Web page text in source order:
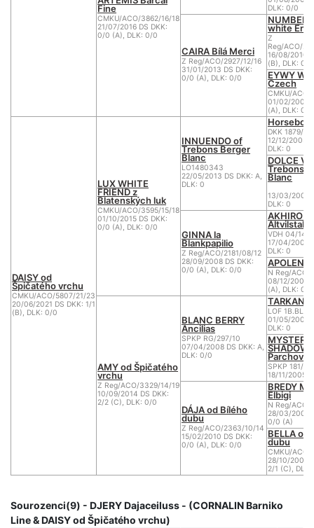
Fine
CMKU/ACO/3862/16/18
21/07/2016 DS DKK:
0/0 (A), DLK: 0/0
DLK: 0/0
CAIRA Bílá Merci
Z Reg/ACO/2927/12/16
31/01/2013 DS DKK:
0/0 (A), DLK: 0/0
NUMBER
white
Z
Reg/ACO/
16/08/2010
(B), DLK: 0/0
EYWY
Czech
CMKU/ACO/
01/02/2007
(A), DLK: 0/0
DAISY od
Špičatého vrchu
CMKU/ACO/5807/21/23
20/06/2021 DS DKK: 1/1
(B), DLK: 0/0
LUX WHITE
FRIEND z
Blatenských luk
CMKU/ACO/3595/15/18
01/10/2015 DS DKK:
0/0 (A), DLK: 0/0
INNUENDO of
Trebons Berger
Blanc
LO1480343
22/05/2013 DS DKK: A,
DLK: 0
Horsebo
DKK 1879/
12/12/2005
DLK: 0
DOLCE
Trebons
Blanc
13/03/2009
DLK: 0
GINNA la
Blankpapilio
Z Reg/ACO/2181/08/12
28/09/2008 DS DKK:
0/0 (A), DLK: 0/0
AKHIRO
Altvilstal
VDH 04/
17/04/2004
DLK: 0
APOLENA
N Reg/ACO/
08/12/2002
(A), DLK: 0/0
AMY od Špičatého
vrchu
Z Reg/ACO/3329/14/19
10/09/2014 DS DKK:
2/2 (C), DLK: 0/0
BLANC BERRY
Ancilias
SPKP RG/297/10
07/04/2008 DS DKK: A,
DLK: 0/0
TARKAN
LOF
01/05/2002
DLK: 0
MYSTERY
SHADOW
SPKP 181/08
18/11/2005
DÁJA od Bílého
dubu
Z Reg/ACO/2363/10/14
15/02/2010 DS DKK:
0/0 (A), DLK: 0/0
BREDY
Elbigi
N Reg/
28/03/2000
0/0 (A)
BELLA od
dubu
CMKU/
28/10/2006
2/1 (C),
Sourozenci(9) - DJERY Dajaceiluss - (CORNALIN Barniko
Line & DAISY od Špičatého vrchu)